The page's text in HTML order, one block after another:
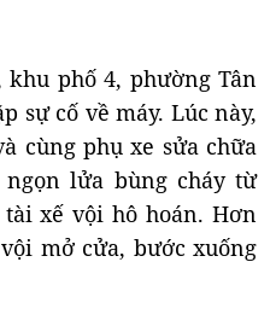
phố 4, phường Tân
sự cố về máy. Lúc này,
cùng phụ xe sửa chữa
lửa bùng cháy từ
xế vội hô hoán. Hơn
mở cửa, bước xuống